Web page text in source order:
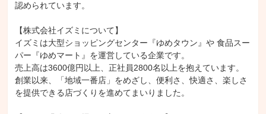
認められています。
【株式会社イズミについて】
イズミは大型ショッピングセンター『ゆめタウン』や 食品スー
パー『ゆめマート』を運営している企業です。
売上高は3600億円以上、正社員2800名以上を抱えています。
創業以来、「地域一番店」をめざし、便利さ、快適さ、楽しさ
を提供できる店づくりを進めてまいりました。